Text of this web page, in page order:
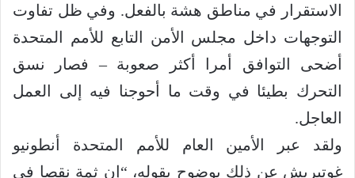
الاستقرار في مناطق هشة بالفعل. وفي ظل تفاوت
التوجهات داخل مجلس الأمن التابع للأمم المتحدة
أضحى التوافق أمرا أكثر صعوبة – فصار نسق
التحرك بطيئا في وقت ما أحوجنا فيه إلى العمل
العاجل.
ولقد عبر الأمين العام للأمم المتحدة أنطونيو
غوتيريش عن ذلك بوضوح بقوله، “إن ثمة نقصا في